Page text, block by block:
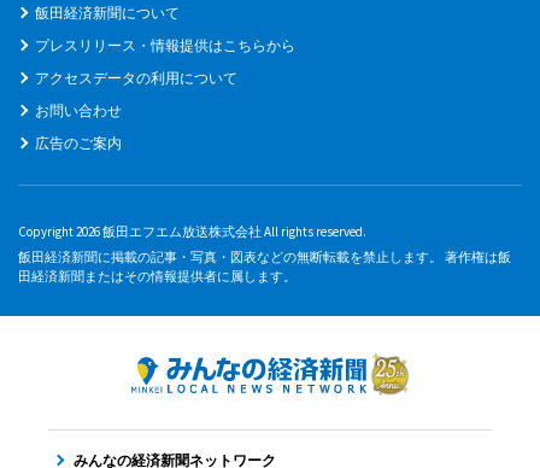
飯田経済新聞について
プレスリリース・情報提供はこちらから
アクセスデータの利用について
お問い合わせ
広告のご案内
Copyright 2026 飯田エフエム放送株式会社 All rights reserved.
飯田経済新聞に掲載の記事・写真・図表などの無断転載を禁止します。 著作権は飯
田経済新聞またはその情報提供者に属します。
みんなの経済新聞ネットワーク